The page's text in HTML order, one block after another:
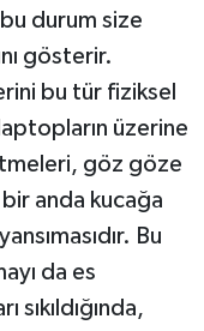
bu durum size
gösterir.
bu tür fiziksel
üzerine
göz göze
anda kucağa
Bu
da es